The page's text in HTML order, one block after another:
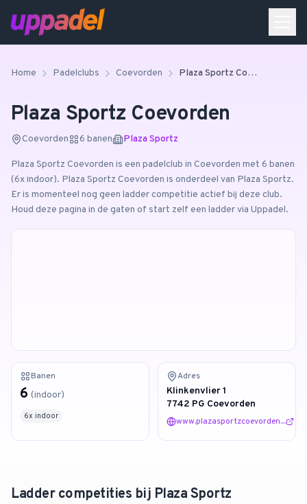
van 128 reviews
Home Padelclubs Coevorden Plaza Sportz Coevorden
Plaza Sportz Coevorden
Coevorden 6 banen Plaza Sportz
Plaza Sportz Coevorden is een padelclub in Coevorden met 6 banen
(6x indoor). Plaza Sportz Coevorden is onderdeel van Plaza Sportz.
Er is momenteel nog geen ladder competitie actief bij deze club.
Houd deze pagina in de gaten of start zelf een ladder via Uppadel.
Banen
6 (indoor)
6x indoor
Adres
Klinkenvlier 1
7742 PG Coevorden
www.plazasportzcoevorden....
Ladder competities bij Plaza Sportz